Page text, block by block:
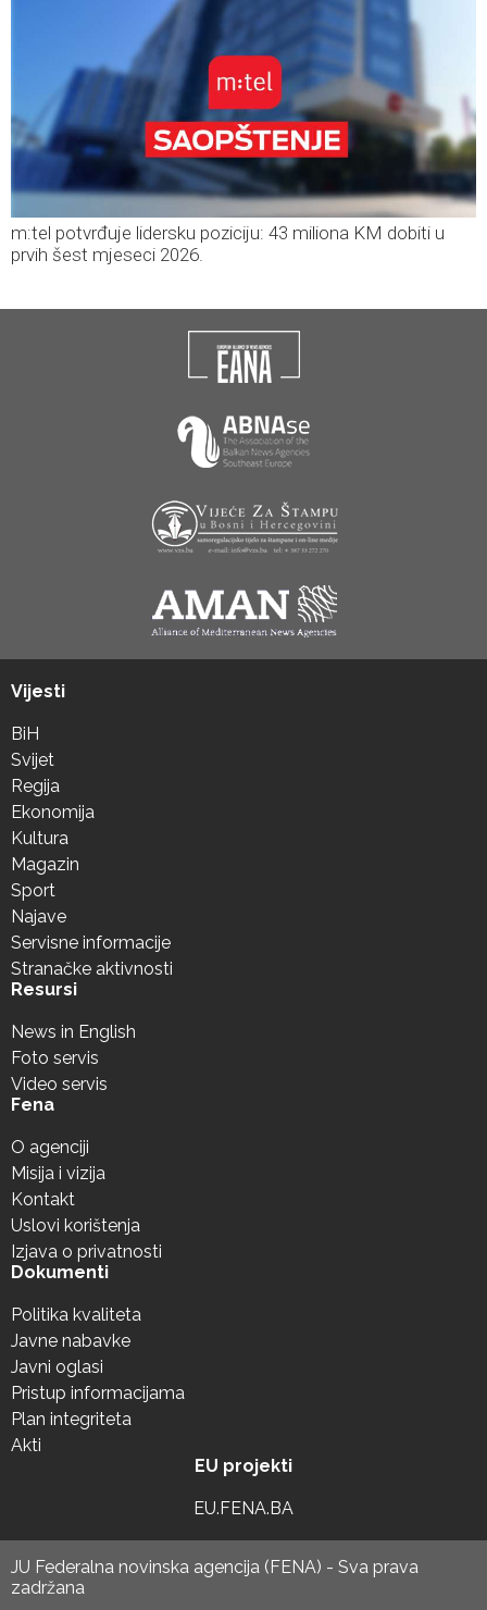
m:tel potvrđuje lidersku poziciju: 43 miliona KM dobiti u
prvih šest mjeseci 2026.
Vijesti
BiH
Svijet
Regija
Ekonomija
Kultura
Magazin
Sport
Najave
Servisne informacije
Stranačke aktivnosti
Resursi
News in English
Foto servis
Video servis
Fena
O agenciji
Misija i vizija
Kontakt
Uslovi korištenja
Izjava o privatnosti
Dokumenti
Politika kvaliteta
Javne nabavke
Javni oglasi
Pristup informacijama
Plan integriteta
Akti
EU projekti
EU.FENA.BA
JU Federalna novinska agencija (FENA) - Sva prava
zadržana